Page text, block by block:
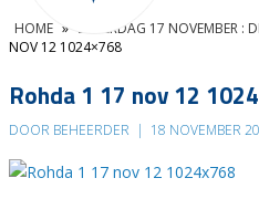
HOME » ZATERDAG 17 NOVEMBER :
NOV 12 1024×768
Rohda 1 17 nov 12
DOOR BEHEERDER | 18 NOVEMBER